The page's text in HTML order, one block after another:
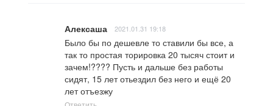
Алексаша 2021.01.31 19:18
Было бы по дешевле то ставили бы все, а
так то простая торировка 20 тысяч стоит и
зачем!???? Пусть и дальше без работы
сидят, 15 лет отьездил без него и ещё 20
лет отъезжу